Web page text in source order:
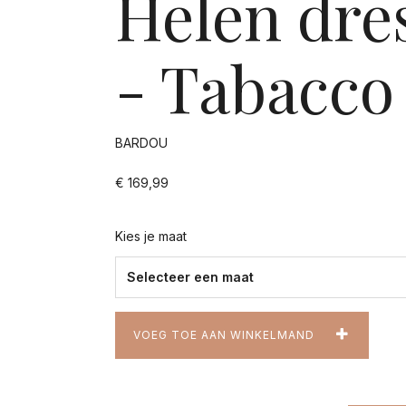
- Tabacco
BARDOU
€ 169,99
Kies je maat
VOEG TOE AAN WINKELMAND